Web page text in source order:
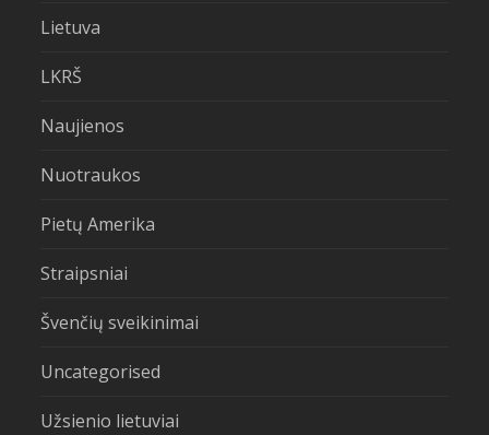
Lietuva
LKRŠ
Naujienos
Nuotraukos
Pietų Amerika
Straipsniai
Švenčių sveikinimai
Uncategorised
Užsienio lietuviai